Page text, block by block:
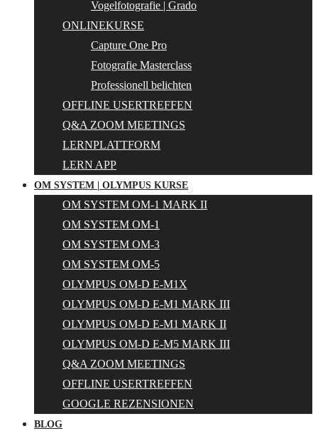
Vogelfotografie | Grado
ONLINEKURSE
Capture One Pro
Fotografie Masterclass
Professionell belichten
OFFLINE USERTREFFEN
Q&A ZOOM MEETINGS
LERNPLATTFORM
LERN APP
OM SYSTEM | OLYMPUS KURSE
OM SYSTEM OM-1 MARK II
OM SYSTEM OM-1
OM SYSTEM OM-3
OM SYSTEM OM-5
OLYMPUS OM-D E-M1X
OLYMPUS OM-D E-M1 MARK III
OLYMPUS OM-D E-M1 MARK II
OLYMPUS OM-D E-M5 MARK III
Q&A ZOOM MEETINGS
OFFLINE USERTREFFEN
GOOGLE REZENSIONEN
BLOG